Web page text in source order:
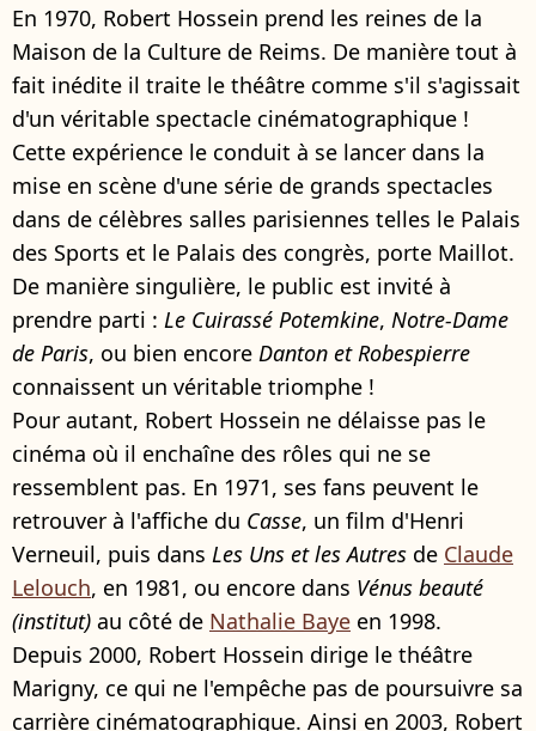
En 1970, Robert Hossein prend les reines de la
Maison de la Culture de Reims. De manière tout à
fait inédite il traite le théâtre comme s'il s'agissait
d'un véritable spectacle cinématographique !
Cette expérience le conduit à se lancer dans la
mise en scène d'une série de grands spectacles
dans de célèbres salles parisiennes telles le Palais
des Sports et le Palais des congrès, porte Maillot.
De manière singulière, le public est invité à
prendre parti : Le Cuirassé Potemkine, Notre-Dame
de Paris, ou bien encore Danton et Robespierre
connaissent un véritable triomphe !
Pour autant, Robert Hossein ne délaisse pas le
cinéma où il enchaîne des rôles qui ne se
ressemblent pas. En 1971, ses fans peuvent le
retrouver à l'affiche du Casse, un film d'Henri
Verneuil, puis dans Les Uns et les Autres de Claude
Lelouch, en 1981, ou encore dans Vénus beauté
(institut) au côté de Nathalie Baye en 1998.
Depuis 2000, Robert Hossein dirige le théâtre
Marigny, ce qui ne l'empêche pas de poursuivre sa
carrière cinématographique. Ainsi en 2003, Robert